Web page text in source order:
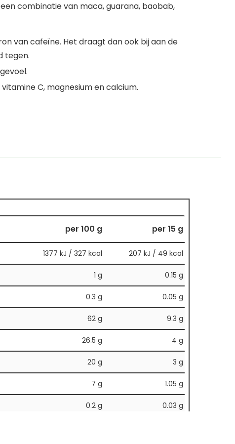
combinatie van maca, guarana, baobab,
van cafeïne. Het draagt dan ook bij aan de
tegen.
C, magnesium en calcium.
per 100 g per 15 g
1377 kJ / 327 kcal 207 kJ / 49 kcal
1 g 0.15 g
0.3 g 0.05 g
62 g 9.3 g
26.5 g 4 g
20 g 3 g
7 g 1.05 g
0.2 g 0.03 g